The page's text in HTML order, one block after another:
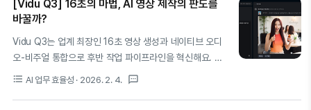
(Diarization), 그리고 Obsidian의 3가지 운영 모드를 활
용한 지식 체계화까지의 전 과정을 상세히 설명합니다.1. 프
라이버시와 효율을 동시에: 왜 로컬 AI 자동화인가?이제 AI
활용은 단순한 채팅 인터페이스를 넘어, 실질적인 '워크플
때 가장 큰 병목은 역시 보안이죠. 소중한 회의 데이터의 외
부 유출은 기업에게 치명적입니다.로컬 AI 자동화는..
[Vidu Q3] 16초의 마법, AI 영상 제작의 판도를
바꿀까?
Vidu Q3는 업계 최장인 16초 영상 생성과 네이티브 오디
오-비주얼 통합으로 후반 작업 파이프라인을 혁신해요. 물
리적 정확성의 Sora 2, 정밀 제어의 Kling O1 사이에서
format_list_bulleted AI 업무 효율성 · 2026. 2. 4. textsms